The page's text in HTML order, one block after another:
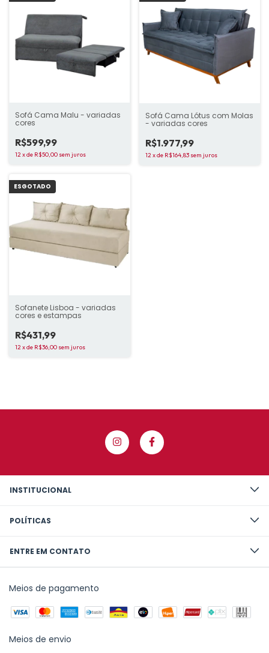
Sofá Cama Malu - variadas
cores
R$599,99
12xde R$50,00 sem juros
Sofá Cama Lótus com Molas
- variadas cores
R$1.977,99
12xde R$164,83 sem juros
ESGOTADO
Sofanete Lisboa - variadas
cores e estampas
R$431,99
12xde R$36,00 sem juros
INSTITUCIONAL
POLÍTICAS
ENTRE EM CONTATO
Meios de pagamento
Meios de envio